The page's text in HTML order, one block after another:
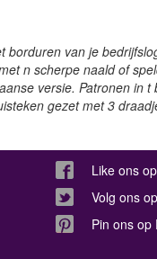
van je
n scherpe naald of
versie. Patronen in
gezet met 3
Like ons
Volg ons
Pin ons op